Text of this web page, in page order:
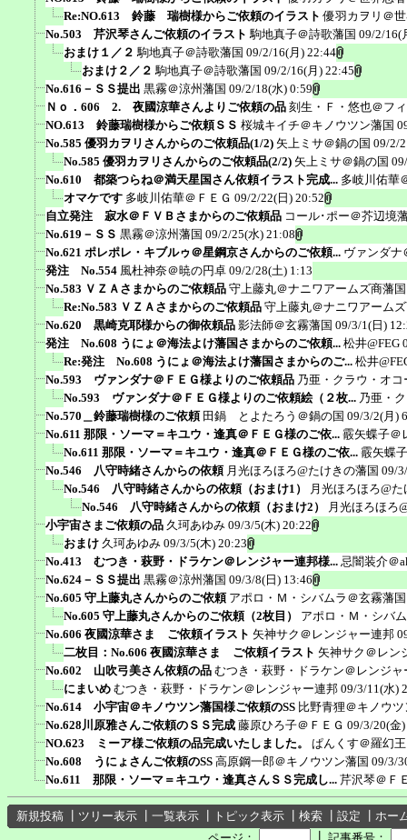
Re:NO.613 鈴藤 瑞樹様からご依頼のイラスト 優羽カヲリ＠
No.503 芹沢琴さんご依頼のイラスト 駒地真子＠詩歌藩国 09/2/16(
おまけ１／２ 駒地真子＠詩歌藩国 09/2/16(月) 22:44
おまけ２／２ 駒地真子＠詩歌藩国 09/2/16(月) 22:45
No.616－ＳＳ提出 黒霧＠涼州藩国 09/2/18(水) 0:59
Ｎｏ．606 2. 夜國涼華さんよりご依頼の品 刻生・Ｆ・悠也＠フ
NO.613 鈴藤瑞樹様からご依頼ＳＳ 桜城キイチ＠キノウツン藩国
No.585 優羽カヲリさんからのご依頼品(1/2) 矢上ミサ＠鍋の国 09/2/
No.585 優羽カヲリさんからのご依頼品(2/2) 矢上ミサ＠鍋の国
No.610 都築つらね＠満天星国さん依頼イラスト完成... 多岐川佑華
オマケです 多岐川佑華＠ＦＥＧ 09/2/22(日) 20:52
自立発注 寂水＠ＦＶＢさまからのご依頼品 コール･ポー＠芥辺境
No.619－ＳＳ 黒霧＠涼州藩国 09/2/25(水) 21:08
No.621 ポレポレ・キブルゥ＠星鋼京さんからのご依頼... ヴァンダナ
発注 No.554 風杜神奈＠暁の円卓 09/2/28(土) 1:13
No.583 ＶＺＡさまからのご依頼品 守上藤丸＠ナニワアームズ商藩国
Re:No.583 ＶＺＡさまからのご依頼品 守上藤丸＠ナニワアーム
No.620 黒崎克耶様からの御依頼品 影法師＠玄霧藩国 09/3/1(日)
発注 No.608 うにょ＠海法よけ藩国さまからのご依頼... 松井@FEG
Re:発注 No.608 うにょ＠海法よけ藩国さまからのご... 松井
No.593 ヴァンダナ＠ＦＥＧ様よりのご依頼品 乃亜・クラウ・オ
No.593 ヴァンダナ＠ＦＥＧ様よりのご依頼絵（２枚... 乃亜・
No.570＿鈴藤瑞樹様のご依頼 田鍋 とよたろう＠鍋の国 09/3/2(月)
No.611 那限・ソーマ＝キユウ・逢真＠ＦＥＧ様のご依... 霰矢蝶子＠
No.611 那限・ソーマ＝キユウ・逢真＠ＦＥＧ様のご依... 霰矢蝶
No.546 八守時緒さんからの依頼 月光ほろほろ@たけきの藩国 09/
No.546 八守時緒さんからの依頼（おまけ1）
月光ほろほろ@
No.546 八守時緒さんからの依頼（おまけ2）
月光ほろほろ
小宇宙さまご依頼の品 久珂あゆみ 09/3/5(木) 20:22
おまけ 久珂あゆみ 09/3/5(木) 20:23
No.413 むつき・萩野・ドラケン＠レンジャー連邦様... 忌闇装介＠
No.624－ＳＳ提出 黒霧＠涼州藩国 09/3/8(日) 13:46
No.605 守上藤丸さんからのご依頼 アポロ・Ｍ・シバムラ＠玄霧藩国
No.605 守上藤丸さんからのご依頼（2枚目）
アポロ・Ｍ・シバ
No.606 夜國涼華さま ご依頼イラスト 矢神サク＠レンジャー連邦
二枚目：No.606 夜國涼華さま ご依頼イラスト 矢神サク＠レン
No.602 山吹弓美さん依頼の品 むつき・萩野・ドラケン＠レンジャ
にまいめ むつき・萩野・ドラケン＠レンジャー連邦 09/3/11(水)
No.614 小宇宙＠キノウツン藩国様ご依頼のSS 比野青狸＠キノウ
No.628川原雅さんご依頼のＳＳ完成 藤原ひろ子＠ＦＥＧ 09/3/20(金
NO.623 ミーア様ご依頼の品完成いたしました。
ぱんくす＠羅幻
No.608 うにょさんご依頼のSS 高原鋼一郎＠キノウツン藩国 09/3/
No.611 那限・ソーマ＝キユウ・逢真さんＳＳ完成し... 芹沢琴＠Ｆ
新規投稿 ツリー表示 一覧表示 トピック表示 検索 設定
ホー